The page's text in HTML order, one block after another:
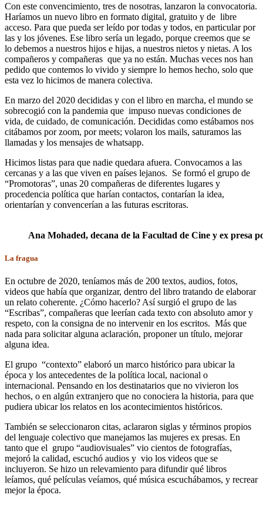
Con este convencimiento, tres de nosotras, lanzaron la convocatoria.
Haríamos un nuevo libro en formato digital, gratuito y de libre
acceso. Para que pueda ser leído por todas y todos, en particular por
las y los jóvenes. Ese libro sería un legado, porque creemos que se
lo debemos a nuestros hijos e hijas, a nuestros nietos y nietas. A los
compañeros y compañeras que ya no están. Muchas veces nos han
pedido que contemos lo vivido y siempre lo hemos hecho, solo que
esta vez lo hicimos de manera colectiva.
En marzo del 2020 decididas y con el libro en marcha, el mundo se
sobrecogió con la pandemia que impuso nuevas condiciones de
vida, de cuidado, de comunicación. Decididas como estábamos nos
citábamos por zoom, por meets; volaron los mails, saturamos las
llamadas y los mensajes de whatsapp.
Hicimos listas para que nadie quedara afuera. Convocamos a las
cercanas y a las que viven en países lejanos. Se formó el grupo de
“Promotoras”, unas 20 compañeras de diferentes lugares y
procedencia política que harían contactos, contarían la idea,
orientarían y convencerían a las futuras escritoras.
Ana Mohaded, decana de la Facultad de Cine y ex presa
La fragua
En octubre de 2020, teníamos más de 200 textos, audios, fotos,
videos que había que organizar, dentro del libro tratando de elaborar
un relato coherente. ¿Cómo hacerlo? Así surgió el grupo de las
“Escribas”, compañeras que leerían cada texto con absoluto amor y
respeto, con la consigna de no intervenir en los escritos. Más que
nada para solicitar alguna aclaración, proponer un título, mejorar
alguna idea.
El grupo “contexto” elaboró un marco histórico para ubicar la
época y los antecedentes de la política local, nacional o
internacional. Pensando en los destinatarios que no vivieron los
hechos, o en algún extranjero que no conociera la historia, para que
pudiera ubicar los relatos en los acontecimientos históricos.
También se seleccionaron citas, aclararon siglas y términos propios
del lenguaje colectivo que manejamos las mujeres ex presas. En
tanto que el grupo “audiovisuales” vio cientos de fotografías,
mejoró la calidad, escuchó audios y vio los videos que se
incluyeron. Se hizo un relevamiento para difundir qué libros
leíamos, qué películas veíamos, qué música escuchábamos, y recrear
mejor la época.